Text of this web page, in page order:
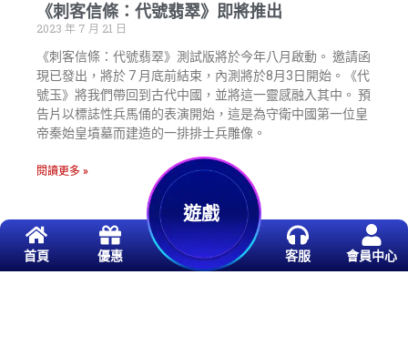
《刺客信條：代號翡翠》即將推出
2023 年 7 月 21 日
《刺客信條：代號翡翠》測試版將於今年八月啟動。 邀請函
現已發出，將於 7 月底前結束，內測將於8月3日開始。《代
號玉》將我們帶回到古代中國，並將這一靈感融入其中。 預
告片以標誌性兵馬俑的表演開始，這是為守衛中國第一位皇
帝秦始皇墳墓而建造的一排排士兵雕像。
閱讀更多 »
首頁 優惠
遊戲
客服 會員中心